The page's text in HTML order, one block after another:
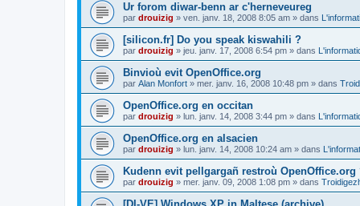
Ur forom diwar-benn ar c'herneveureg
par drouizig » ven. janv. 18, 2008 8:05 am » dans
[silicon.fr] Do you speak kiswahili ?
par drouizig » jeu. janv. 17, 2008 6:54 pm » dans
Binvioù evit OpenOffice.org
par Alan Monfort » mer. janv. 16, 2008 10:48 pm » dans
OpenOffice.org en occitan
par drouizig » lun. janv. 14, 2008 3:44 pm » dans
OpenOffice.org en alsacien
par drouizig » lun. janv. 14, 2008 10:24 am » dans
Kudenn evit pellgargañ restroù OpenOffice.org
par drouizig » mer. janv. 09, 2008 1:08 pm » dans